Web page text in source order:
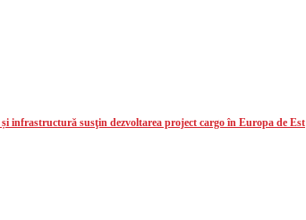
infrastructură susţin dezvoltarea project cargo în Europa de Est